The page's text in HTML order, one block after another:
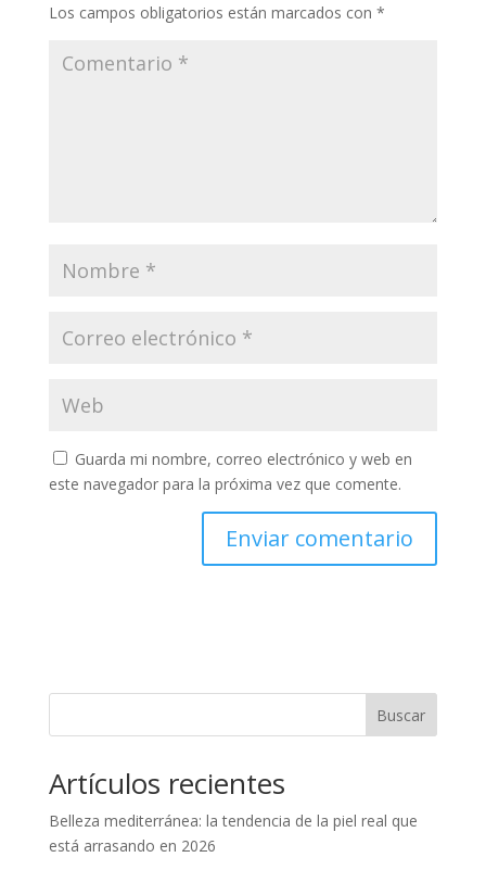
Los campos obligatorios están marcados con *
Guarda mi nombre, correo electrónico y web en
este navegador para la próxima vez que comente.
Buscar
Artículos recientes
Belleza mediterránea: la tendencia de la piel real que
está arrasando en 2026